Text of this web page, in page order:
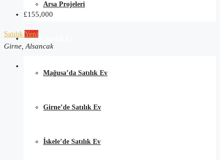
Arsa Projeleri
Kıbrıs Satılık Ev
Mağusa’da Satılık Ev
Girne’de Satılık Ev
İskele’de Satılık Ev
£155,000
SatılıkYeni
Girne, Alsancak